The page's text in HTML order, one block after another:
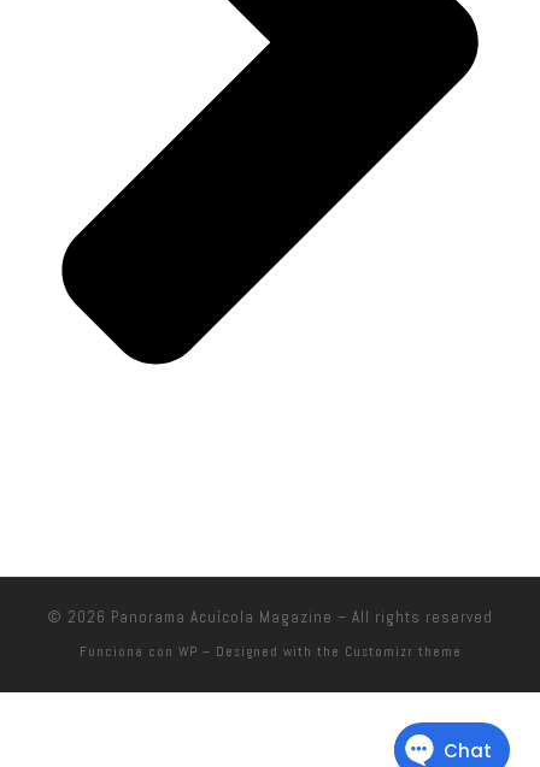
© 2026 Panorama Acuícola Magazine – All rights reserved
Funciona con WP – Designed with the Customizr theme